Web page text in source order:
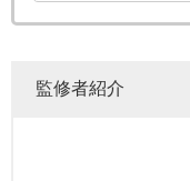
監修者紹介